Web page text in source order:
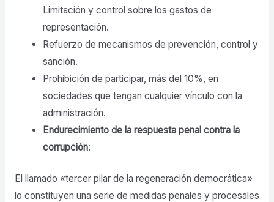
Limitación y control sobre los gastos de
representación.
Refuerzo de mecanismos de prevención, control y
sanción.
Prohibición de participar, más del 10%, en
sociedades que tengan cualquier vínculo con la
administración.
Endurecimiento de la respuesta penal contra la
corrupción:
El llamado «tercer pilar de la regeneración democrática»
lo constituyen una serie de medidas penales y procesales